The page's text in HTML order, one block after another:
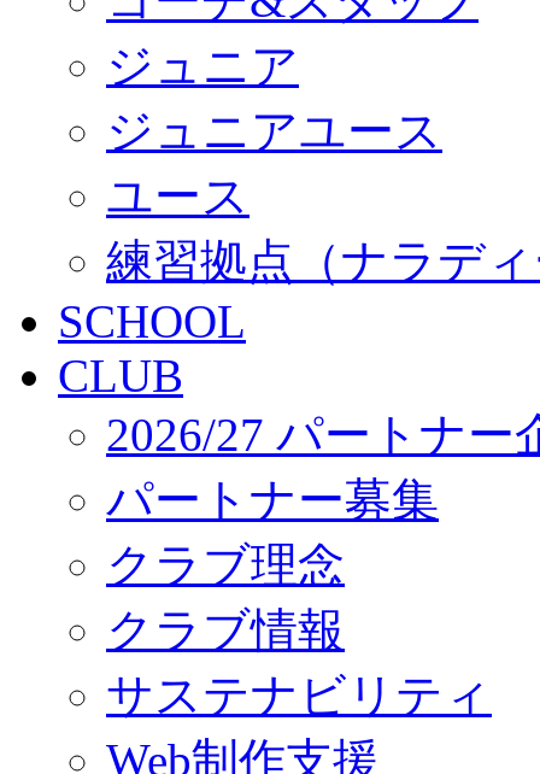
ジュニア
ジュニアユース
ユース
練習拠点（ナラデ
SCHOOL
CLUB
2026/27 パートナー
パートナー募集
クラブ理念
クラブ情報
サステナビリティ
Web制作支援